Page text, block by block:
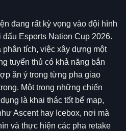
đang rất kỳ vọng vào đội hình
Esports Nation Cup 2026.
tích, việc xây dựng một
tuyển thủ có khả năng bắn
ăn ý trong từng pha giao
Một trong những chiến
là khai thác tốt bể map,
Ascent hay Icebox, nơi mà
và thực hiện các pha retake